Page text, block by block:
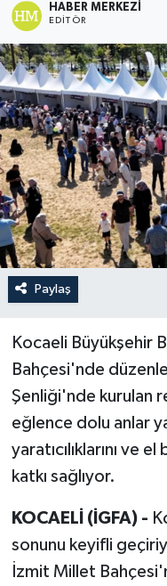
HABER MERKEZI
EDITÖR
Paylaş
Kocaeli Büyükşehir
Bahçesi'nde
Şenliği'nde kurulan
eğlence dolu anlar
yaratıcılıklarını ve
katkı sağlıyor.
KOCAELİ (İGFA) -
sonunu keyifli
İzmit Millet